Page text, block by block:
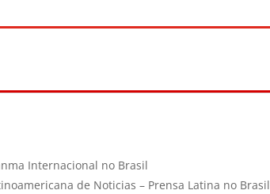
Internacional no Brasil
de Noticias – Prensa Latina no Brasil